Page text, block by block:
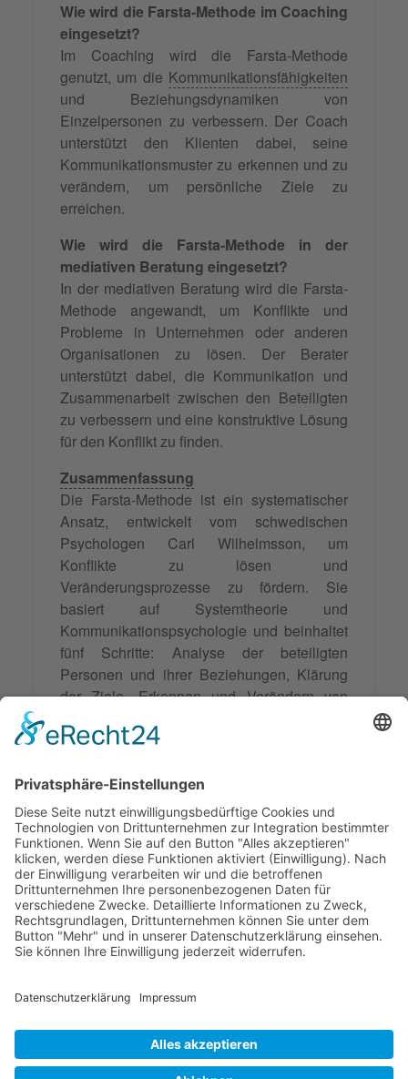
Wie wird die Farsta-Methode im Coaching
eingesetzt?
Im Coaching wird die Farsta-Methode
genutzt, um die Kommunikationsfähigkeiten
und Beziehungsdynamiken von
Einzelpersonen zu verbessern. Der Coach
unterstützt den Klienten dabei, seine
Kommunikationsmuster zu erkennen und zu
verändern, um persönliche Ziele zu
erreichen.
Wie wird die Farsta-Methode in der
mediativen Beratung eingesetzt?
In der mediativen Beratung wird die Farsta-
Methode angewandt, um Konflikte und
Probleme in Unternehmen oder anderen
Organisationen zu lösen. Der Berater
unterstützt dabei, die Kommunikation und
Zusammenarbeit zwischen den Beteiligten
zu verbessern und eine konstruktive Lösung
für den Konflikt zu finden.
Zusammenfassung
Die Farsta-Methode ist ein systematischer
Ansatz, entwickelt vom schwedischen
Psychologen Carl Wilhelmsson, um
Konflikte zu lösen und
Veränderungsprozesse zu fördern. Sie
basiert auf Systemtheorie und
Kommunikationspsychologie und beinhaltet
fünf Schritte: Analyse der beteiligten
Personen und ihrer Beziehungen, Klärung
der Ziele, Erkennen und Verändern von
der neuen Muster. Die Methode wird in
Beratung eingesetzt, um die Kommunikation
zu verbessern und nachhaltige Lösungen für
Konflikte zu finden. Sie fördert auch die
persönliche Entwicklung der Beteiligten.
© 2026 Frank Hartung Ihr Mediator bei Konflikten in Familie,